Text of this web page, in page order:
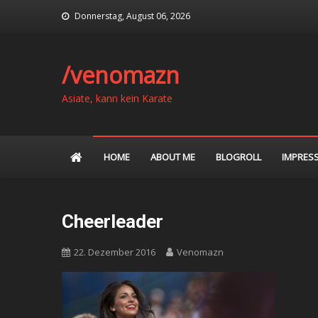
Donnerstag, August 06, 2026
/venomazn
Asiate, kann kein Karate
HOME ABOUT ME BLOGROLL
Cheerleader
22. Dezember 2016 Venomazn